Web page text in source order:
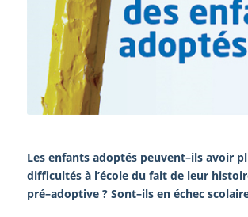
Les enfants adoptés peuvent–ils avoir
difficultés à l’école du fait de leur
pré–adoptive ? Sont–ils en échec